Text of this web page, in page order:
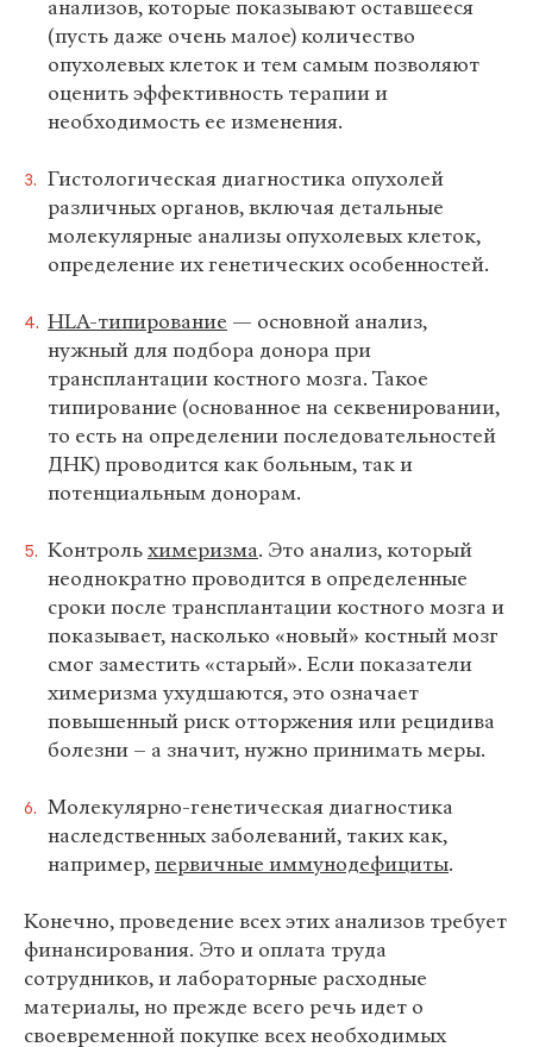
анализов, которые показывают оставшееся
(пусть даже очень малое) количество
опухолевых клеток и тем самым позволяют
оценить эффективность терапии и
необходимость ее изменения.
Гистологическая диагностика опухолей
различных органов, включая детальные
молекулярные анализы опухолевых клеток,
определение их генетических особенностей.
HLA-типирование — основной анализ,
нужный для подбора донора при
трансплантации костного мозга. Такое
типирование (основанное на секвенировании,
то есть на определении последовательностей
ДНК) проводится как больным, так и
потенциальным донорам.
Контрольхимеризма. Это анализ, который
неоднократно проводится в определенные
сроки после трансплантации костного мозга и
показывает, насколько «новый» костный мозг
смог заместить «старый». Если показатели
химеризма ухудшаются, это означает
повышенный риск отторжения или рецидива
болезни – а значит, нужно принимать меры.
Молекулярно-генетическая диагностика
наследственных заболеваний, таких как,
например,первичные иммунодефициты.
Конечно, проведение всех этих анализов требует
финансирования. Это и оплата труда
сотрудников, и лабораторные расходные
материалы, но прежде всего речь идет о
своевременной покупке всех необходимых